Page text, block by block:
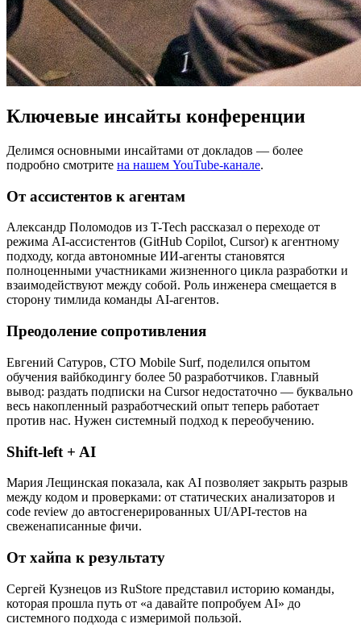
Ключевые инсайты конференции
Делимся основными инсайтами от докладов — более
подробно смотрите на нашем YouTube-канале.
От ассистентов к агентам
Александр Поломодов из T-Tech рассказал о переходе от
режима AI-ассистентов (GitHub Copilot, Cursor) к агентному
подходу, когда автономные ИИ-агенты становятся
полноценными участниками жизненного цикла разработки и
взаимодействуют между собой. Роль инженера смещается в
сторону тимлида команды AI-агентов.
Преодоление сопротивления
Евгений Сатуров, CTO Mobile Surf, поделился опытом
обучения вайбкодингу более 50 разработчиков. Главный
вывод: раздать подписки на Cursor недостаточно — буквально
весь накопленный разработческий опыт теперь работает
против нас. Нужен системный подход к переобучению.
Shift-left + AI
Мария Лещинская показала, как AI позволяет закрыть разрыв
между кодом и проверками: от статических анализаторов и
code review до автосгенерированных UI/API-тестов на
свеженаписанные фичи.
От хайпа к результату
Сергей Кузнецов из RuStore представил историю команды,
которая прошла путь от «а давайте попробуем AI» до
системного подхода с измеримой пользой.